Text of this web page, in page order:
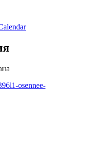
osennee-